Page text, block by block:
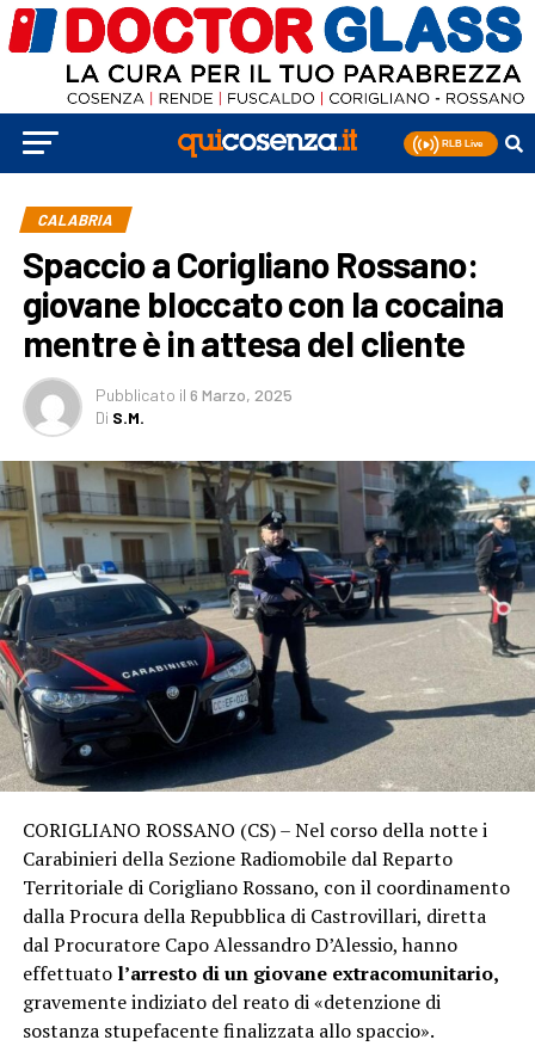
CALABRIA
Spaccio a Corigliano Rossano:
giovane bloccato con la cocaina
mentre è in attesa del cliente
Pubblicato il 6 Marzo, 2025
Di S.M.
CORIGLIANO ROSSANO (CS) – Nel corso della notte i
Carabinieri della Sezione Radiomobile dal Reparto
Territoriale di Corigliano Rossano, con il coordinamento
dalla Procura della Repubblica di Castrovillari, diretta
dal Procuratore Capo Alessandro D’Alessio, hanno
effettuato l’arresto di un giovane extracomunitario,
gravemente indiziato del reato di «detenzione di
sostanza stupefacente finalizzata allo spaccio».